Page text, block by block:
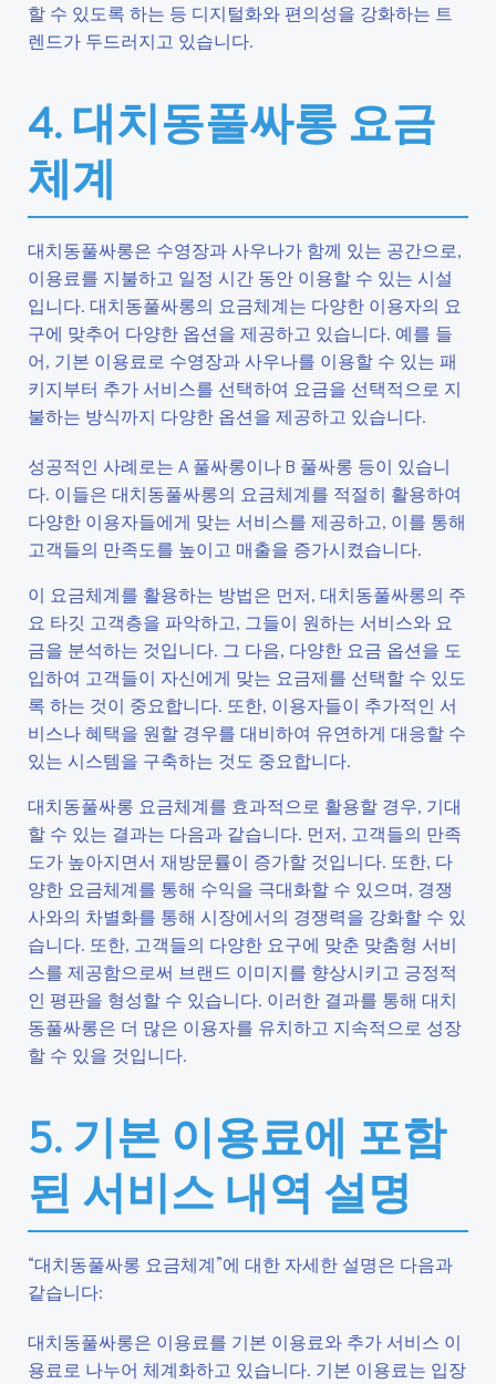
할 수 있도록 하는 등 디지털화와 편의성을 강화하는 트
렌드가 두드러지고 있습니다.
4. 대치동풀싸롱 요금
체계
대치동풀싸롱은 수영장과 사우나가 함께 있는 공간으로,
이용료를 지불하고 일정 시간 동안 이용할 수 있는 시설
입니다. 대치동풀싸롱의 요금체계는 다양한 이용자의 요
구에 맞추어 다양한 옵션을 제공하고 있습니다. 예를 들
어, 기본 이용료로 수영장과 사우나를 이용할 수 있는 패
키지부터 추가 서비스를 선택하여 요금을 선택적으로 지
불하는 방식까지 다양한 옵션을 제공하고 있습니다.
성공적인 사례로는 A 풀싸롱이나 B 풀싸롱 등이 있습니
다. 이들은 대치동풀싸롱의 요금체계를 적절히 활용하여
다양한 이용자들에게 맞는 서비스를 제공하고, 이를 통해
고객들의 만족도를 높이고 매출을 증가시켰습니다.
이 요금체계를 활용하는 방법은 먼저, 대치동풀싸롱의 주
요 타깃 고객층을 파악하고, 그들이 원하는 서비스와 요
금을 분석하는 것입니다. 그 다음, 다양한 요금 옵션을 도
입하여 고객들이 자신에게 맞는 요금제를 선택할 수 있도
록 하는 것이 중요합니다. 또한, 이용자들이 추가적인 서
비스나 혜택을 원할 경우를 대비하여 유연하게 대응할 수
있는 시스템을 구축하는 것도 중요합니다.
대치동풀싸롱 요금체계를 효과적으로 활용할 경우, 기대
할 수 있는 결과는 다음과 같습니다. 먼저, 고객들의 만족
도가 높아지면서 재방문률이 증가할 것입니다. 또한, 다
양한 요금체계를 통해 수익을 극대화할 수 있으며, 경쟁
사와의 차별화를 통해 시장에서의 경쟁력을 강화할 수 있
습니다. 또한, 고객들의 다양한 요구에 맞춘 맞춤형 서비
스를 제공함으로써 브랜드 이미지를 향상시키고 긍정적
인 평판을 형성할 수 있습니다. 이러한 결과를 통해 대치
동풀싸롱은 더 많은 이용자를 유치하고 지속적으로 성장
할 수 있을 것입니다.
5. 기본 이용료에 포함
된 서비스 내역 설명
“대치동풀싸롱 요금체계”에 대한 자세한 설명은 다음과
같습니다:
대치동풀싸롱은 이용료를 기본 이용료와 추가 서비스 이
용료로 나누어 체계화하고 있습니다. 기본 이용료는 입장